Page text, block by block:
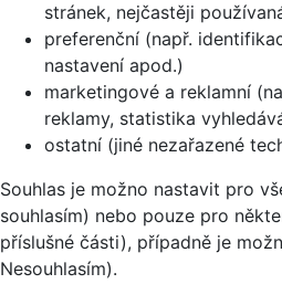
stránek, nejčastěji
preferenční (např.
nastavení apod.)
marketingové a reklamní
reklamy, statistika
ostatní (jiné nezařazené
Souhlas je možno nastavit pro
souhlasím) nebo pouze pro
příslušné části), případně je
Nesouhlasím).